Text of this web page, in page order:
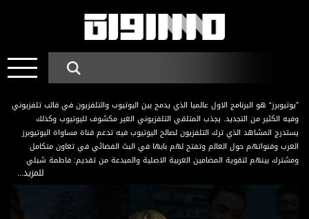
”يوتيوبرز“ هو البرنامج الاول عالميا الذي يدمج بين اليوتيوب والتلفزيون في قالب تلفزيوني
وفيه الكثير من التجديد. يجذب المتلقي التلفزيوني الغير مكشوف لليوتيوب وكذلك
يستدرج المشاهد الذي ترك التلفزيون لصالح اليوتيوب فيه تدعم قناة مساواة اليوتيوبرز
العرب وقنواتهم حول العالم وتفتح لهم بابها في البث الفضائي في تعاون متكامل
ومشترك بينهم لتقوية المضامين العربية الاصلية والمبدعة من تقديم: فاطمة شبلي
للمزيد...